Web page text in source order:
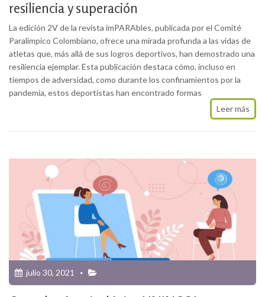
resiliencia y superación
La edición 2V de la revista imPARAbles, publicada por el Comité
Paralímpico Colombiano, ofrece una mirada profunda a las vidas de
atletas que, más allá de sus logros deportivos, han demostrado una
resiliencia ejemplar. Esta publicación destaca cómo, incluso en
tiempos de adversidad, como durante los confinamientos por la
pandemia, estos deportistas han encontrado formas
Leer más
julio 30, 2021